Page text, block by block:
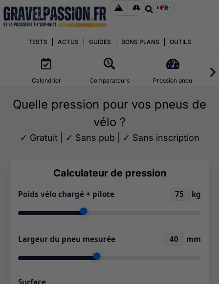
FR
TESTS ACTUS GUIDES BONS PLANS OUTILS
Calendrier Comparateurs Pression pneu
Quelle pression pour vos pneus de
vélo ?
✓ Gratuit | ✓ Sans pub | ✓ Sans inscription
Calculateur de pression
Poids vélo chargé + pilote 75 kg
Largeur du pneu mesurée 40 mm
Surface